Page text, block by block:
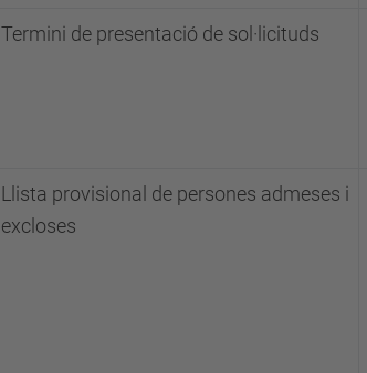
Termini de presentació de sol·licituds
Llista provisional de persones admeses i
excloses